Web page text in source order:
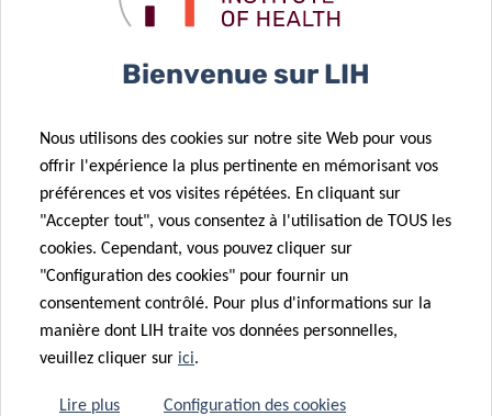
Supported by:
Partagez sur
Bienvenue sur LIH
Nous utilisons des cookies sur notre site Web pour vous
offrir l'expérience la plus pertinente en mémorisant vos
préférences et vos visites répétées. En cliquant sur
"Accepter tout", vous consentez à l'utilisation de TOUS les
cookies. Cependant, vous pouvez cliquer sur
"Configuration des cookies" pour fournir un
consentement contrôlé. Pour plus d'informations sur la
manière dont LIH traite vos données personnelles,
veuillez cliquer sur ici.
Lire plus Configuration des cookies